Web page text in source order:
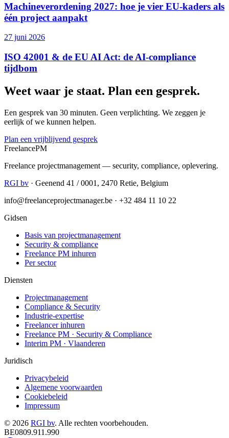
Machineverordening 2027: hoe je vier EU-kaders als
één project aanpakt
27 juni 2026
ISO 42001 & de EU AI Act: de AI-compliance
tijdbom
Weet waar je staat. Plan een gesprek.
Een gesprek van 30 minuten. Geen verplichting. We zeggen je
eerlijk of we kunnen helpen.
Plan een vrijblijvend gesprek
FreelancePM
Freelance projectmanagement — security, compliance, oplevering.
RGI bv · Geenend 41 / 0001, 2470 Retie, Belgium
info@freelanceprojectmanager.be · +32 484 11 10 22
Gidsen
Basis van projectmanagement
Security & compliance
Freelance PM inhuren
Per sector
Diensten
Projectmanagement
Compliance & Security
Industrie-expertise
Freelancer inhuren
Freelance PM · Security & Compliance
Interim PM · Vlaanderen
Juridisch
Privacybeleid
Algemene voorwaarden
Cookiebeleid
Impressum
© 2026 RGI bv. Alle rechten voorbehouden.
BE0809.911.990